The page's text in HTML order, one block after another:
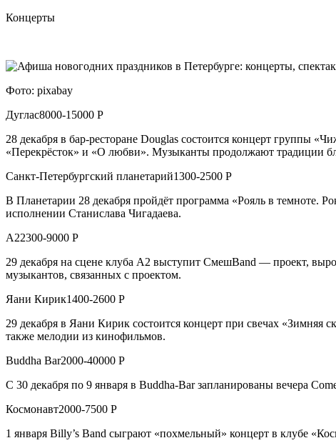
Концерты
Фото: pixabay
Дуглас8000-15000 Р
28 декабря в бар-ресторане Douglas состоится концерт группы
«Перекрёсток» и «О любви». Музыканты продолжают традиции
Санкт-Петербургский планетарий1300-2500 Р
В Планетарии 28 декабря пройдёт программа «Рояль в темноте.
исполнении Станислава Чигадаева.
А22300-9000 Р
29 декабря на сцене клуба А2 выступит СмешBand — проект,
музыкантов, связанных с проектом.
Яани Кирик1400-2600 Р
29 декабря в Яани Кирик состоится концерт при свечах «Зимняя
также мелодии из кинофильмов.
Buddha Bar2000-40000 Р
С 30 декабря по 9 января в Buddha-Bar запланированы вечера
Космонавт2000-7500 Р
1 января Billy’s Band сыграют «похмельный» концерт в клубе